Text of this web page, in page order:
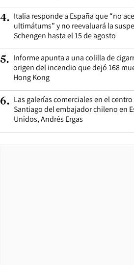
4. Italia responde a España que “no
ultimátums” y no reevaluará la
Schengen hasta el 15 de agosto
5. Informe apunta a una colilla de
origen del incendio que dejó 168
Hong Kong
6. Las galerías comerciales en el
Santiago del embajador chileno en
Unidos, Andrés Ergas